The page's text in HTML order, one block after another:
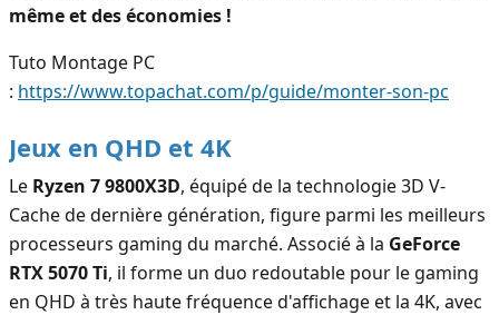
même et des économies !
Tuto Montage PC
: https://www.topachat.com/p/guide/monter-son-pc
Jeux en QHD et 4K
Le Ryzen 7 9800X3D, équipé de la technologie 3D V-
Cache de dernière génération, figure parmi les meilleurs
processeurs gaming du marché. Associé à la GeForce
RTX 5070 Ti, il forme un duo redoutable pour le gaming
en QHD à très haute fréquence d'affichage et la 4K, avec